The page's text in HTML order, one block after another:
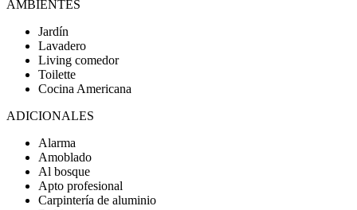
AMBIENTES
Jardín
Lavadero
Living comedor
Toilette
Cocina Americana
ADICIONALES
Alarma
Amoblado
Al bosque
Apto profesional
Carpintería de aluminio